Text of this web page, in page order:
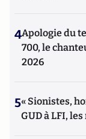
4Apologie du
700, le
2026
5« Sionistes,
GUD à LFI,